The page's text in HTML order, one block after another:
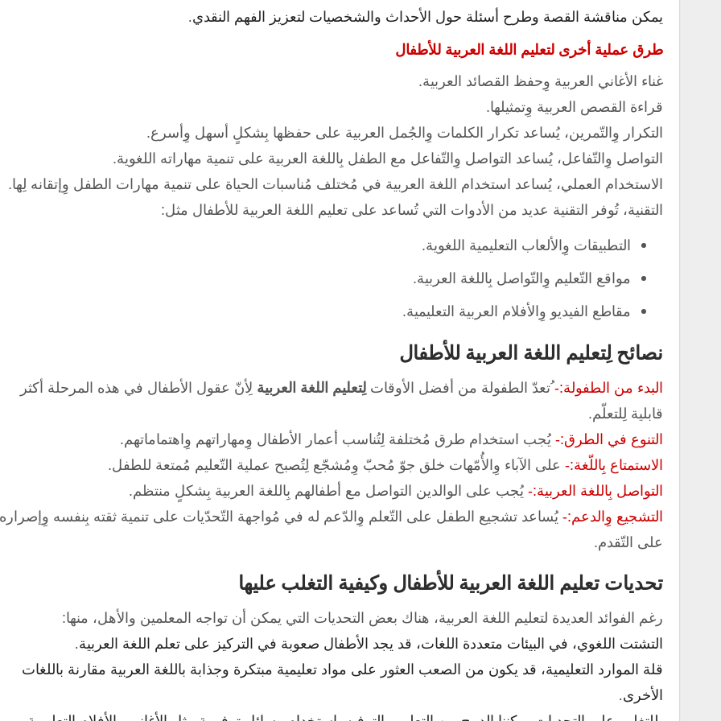
يمكن مناقشة القصة وطرح أسئلة حول الأحداث والشخصيات لتعزيز الفهم النقدي.
طرق عملية أخرى لتعليم اللغة العربية للأطفال
غناء الأغاني العربية وِحفظ القصائد العربية.
قراءة القصص العربية وِتمثيلها.
التكرار وِالتّمرين، يُساعد تكرار الكلمات وِالجُمل العربية على حفظها بِشكلٍ أسهل وِأسرع.
التواصل وِالتّفاعل، يُساعد التواصل وِالتّفاعل مع الطفل بِاللغة العربية على تنمية مهاراته اللغوية.
الاستخدام العملي، يُساعد استخدام اللغة العربية في مُختلف مُناسبات الحياة على تنمية مهارات الطفل وِإتقانه لِها.
التقنية، تُوفر التقنية عديد من الأدوات التي تُساعد على تعليم اللغة العربية للأطفال مثل:
التطبيقات وِالألعاب التعليمية اللغوية.
مواقع التّعليم وِالتّواصل بِاللغة العربية.
مقاطع الفيديو وِالأفلام العربية التعليمية.
نصائح لِتعليم اللغة العربية للأطفال
البدء من الطفولة:-ُتعدّ الطفولة من أفضل الأوقات لِتعليم اللغة العربية لِأنّ عقول الأطفال في هذه المرحلة أكثر
قابلية لِلتعلّم.
التنوع في الطرق:- يُجب استخدام طرق مُختلفة لِتُناسب أعمار الأطفال وِمهاراتهم وِاهتماماتهم.
الاستمتاع بِاللّغة:- على الآباء وِالأُمّهات خلق جوّ مُحبّ وِمُشجّع لِتُصبح عملية التّعليم مُمتعة للطفل.
التواصل بِاللغة العربية:- يُجب على الوالدين التواصل مع أطفالهم بِاللغة العربية بِشكلٍ منتظم.
التشجيع وِالدعم:- يُساعد تشجيع الطفل على التّعلم وِالدّعم له في مُواجهة التّحدّيات على تنمية ثقته بِنفسه وِإصراره
على التّقدم.
تحديات تعليم اللغة العربية للأطفال وكيفية التغلب عليها
رغم الفوائد العديدة لتعليم اللغة العربية، هناك بعض التحديات التي يمكن أن تواجه المعلمين والأهل، منها:
التشتت اللغوي، في البيئات متعددة اللغات، قد يجد الأطفال صعوبة في التركيز على تعلم اللغة العربية.
قلة الموارد التعليمية، قد يكون من الصعب العثور على مواد تعليمية مبتكرة وجذابة باللغة العربية مقارنة باللغات
الأخرى.